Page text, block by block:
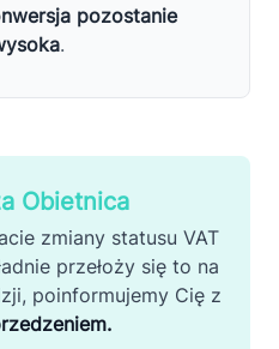
pozostanie
.
Obietnica
zmiany statusu VAT
przełoży się to na
poinformujemy Cię z